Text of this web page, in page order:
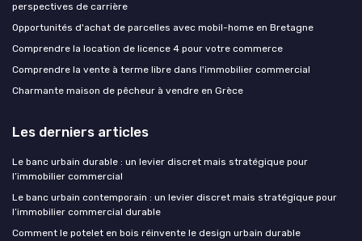
perspectives de carrière
Opportunités d'achat de parcelles avec mobil-home en Bretagne
Comprendre la location de licence 4 pour votre commerce
Comprendre la vente à terme libre dans l'immobilier commercial
Charmante maison de pêcheur à vendre en Grèce
Les derniers articles
Le banc urbain durable : un levier discret mais stratégique pour
l’immobilier commercial
Le banc urbain contemporain : un levier discret mais stratégique pour
l’immobilier commercial durable
Comment le potelet en bois réinvente le design urbain durable